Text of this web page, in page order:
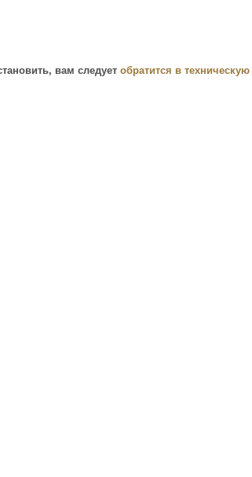
вам следует обратится в техническую